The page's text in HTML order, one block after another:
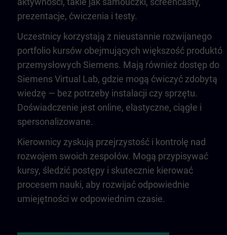
prezentacje, ćwiczenia i testy.
Uczestnicy korzystają z nieustannie rozwijanego
portfolio kursów obejmujących większość
przemysłowych Siemens. Mają również dostęp do
Siemens Virtual Lab, gdzie mogą ćwiczyć zdobytą
wiedzę — bez potrzeby instalacji czy sprzętu.
Doświadczenie jest online, elastyczne, ciągłe i
spersonalizowane.
Kierownicy zyskują przejrzystość i kontrolę nad
rozwojem swoich zespołów. Mogą przypisywać
kursy, śledzić postępy i skutecznie kierować
procesem nauki, aby rozwijać odpowiednie
umiejętności w odpowiednim czasie.